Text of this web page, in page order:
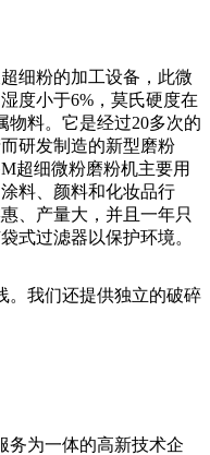
细粉的加工设备，此微
度小于6%，莫氏硬度在
物料。它是经过20多次的
研发制造的新型磨粉
超细微粉磨粉机主要用
料、颜料和化妆品行
、产量大，并且一年只
式过滤器以保护环境。
。我们还提供独立的破碎
务为一体的高新技术企